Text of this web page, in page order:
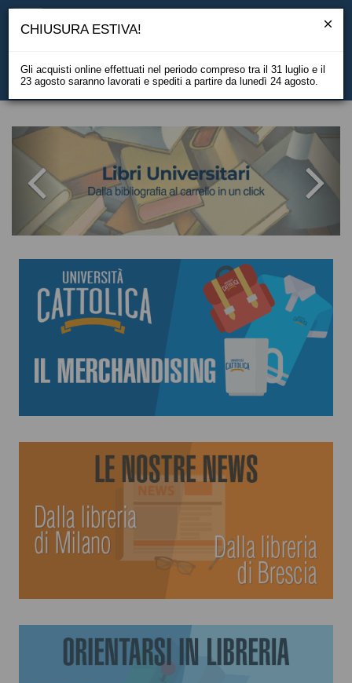
Libreria Vita e Pensiero:
LA LIBRERIA UFFICIALE
EN
CHIUSURA ESTIVA!
Gli acquisti online effettuati nel periodo compreso tra il 31 luglio e il
23 agosto saranno lavorati e spediti a partire da lunedì 24 agosto.